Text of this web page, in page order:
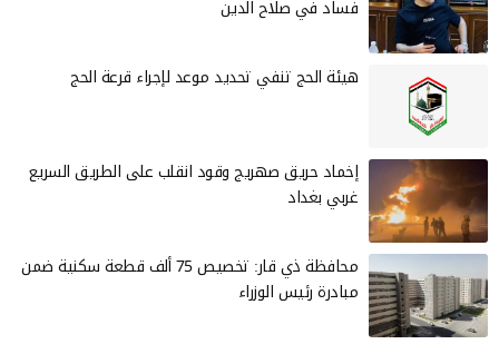
فساد في صلاح الدين
هيئة الحج تنفي تحديد موعد لإجراء قرعة الحج
إخماد حريق صهريج وقود انقلب على الطريق السريع
غربي بغداد
محافظة ذي قار: تخصيص 75 ألف قطعة سكنية ضمن
مبادرة رئيس الوزراء